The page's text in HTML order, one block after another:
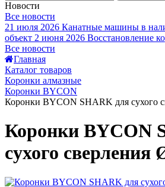
Новости
Все новости
21 июля 2026 Канатные машины в
объект 2 июня 2026 Восстановление
Все новости
Главная
Каталог товаров
Коронки алмазные
Коронки BYCON
Коронки BYCON SHARK для сухого
Коронки BYCON
сухого сверления